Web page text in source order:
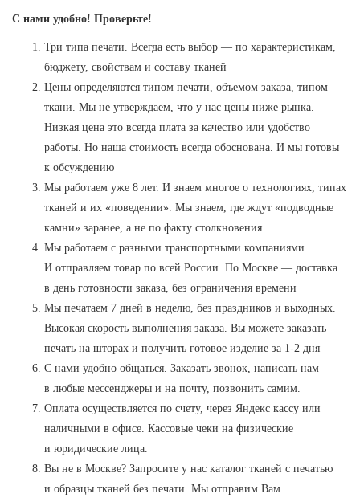
С нами удобно! Проверьте!
Три типа печати. Всегда есть выбор — по характеристикам,
бюджету, свойствам и составу тканей
Цены определяются типом печати, объемом заказа, типом
ткани. Мы не утверждаем, что у нас цены ниже рынка.
Низкая цена это всегда плата за качество или удобство
работы. Но наша стоимость всегда обоснована. И мы готовы
к обсуждению
Мы работаем уже 8 лет. И знаем многое о технологиях, типах
тканей и их «поведении». Мы знаем, где ждут «подводные
камни» заранее, а не по факту столкновения
Мы работаем с разными транспортными компаниями.
И отправляем товар по всей России. По Москве — доставка
в день готовности заказа, без ограничения времени
Мы печатаем 7 дней в неделю, без праздников и выходных.
Высокая скорость выполнения заказа. Вы можете заказать
печать на шторах и получить готовое изделие за 1-2 дня
С нами удобно общаться. Заказать звонок, написать нам
в любые мессенджеры и на почту, позвонить самим.
Оплата осуществляется по счету, через Яндекс кассу или
наличными в офисе. Кассовые чеки на физические
и юридические лица.
Вы не в Москве? Запросите у нас каталог тканей с печатью
и образцы тканей без печати. Мы отправим Вам